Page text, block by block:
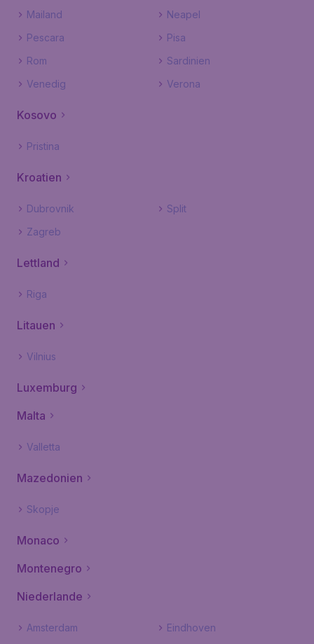
Mailand
Neapel
Pescara
Pisa
Rom
Sardinien
Venedig
Verona
Kosovo
Pristina
Kroatien
Dubrovnik
Split
Zagreb
Lettland
Riga
Litauen
Vilnius
Luxemburg
Malta
Valletta
Mazedonien
Skopje
Monaco
Montenegro
Niederlande
Amsterdam
Eindhoven